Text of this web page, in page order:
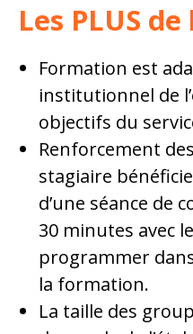
Les PLUS
Formation est
institutionnel de
objectifs du
Renforcement
stagiaire
d’une séance de
30 minutes avec
programmer
la formation.
La taille des